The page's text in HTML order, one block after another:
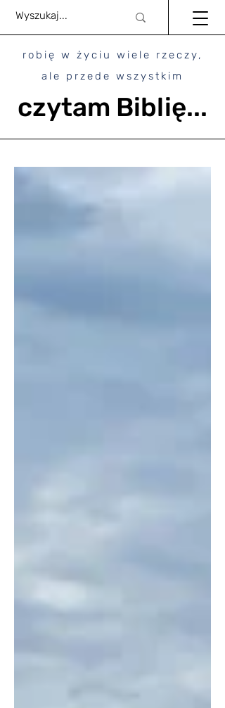
czytam Biblię...
robię w życiu wiele rzeczy,
ale przede wszystkim